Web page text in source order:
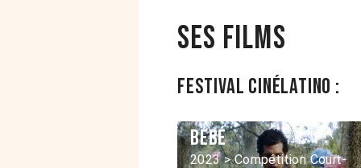
Ses films
Festival Cinélatino :
Bebé
2023 > Compétition Court-